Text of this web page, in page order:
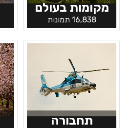
מקומות בעולם
16,838 תמונות
תחבורה